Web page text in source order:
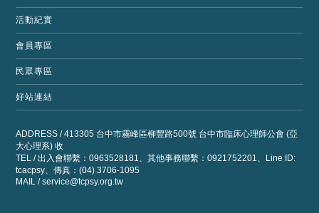
活動紀實
會員專區
民眾專區
好站連結
ADDRESS / 413305 台中市霧峰區柳豐路500號 台中市臨床心理師公會 (亞
大心理系) 收
TEL / 出入會聯繫：0963528181、其他事務聯繫：0921752201、Line ID:
tcacpsy、傳真：(04) 3706-1095
MAIL /service@tcpsy.org.tw